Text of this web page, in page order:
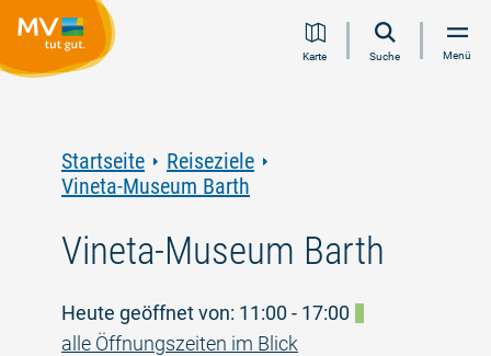
Inhalt
Navigation
Volltextsuche
FooterKarte Suche Menü
Startseite
Reiseziele
Vineta-Museum Barth
Vineta-Museum Barth
Heute geöffnet von: 11:00 - 17:00
alle Öffnungszeiten im Blick